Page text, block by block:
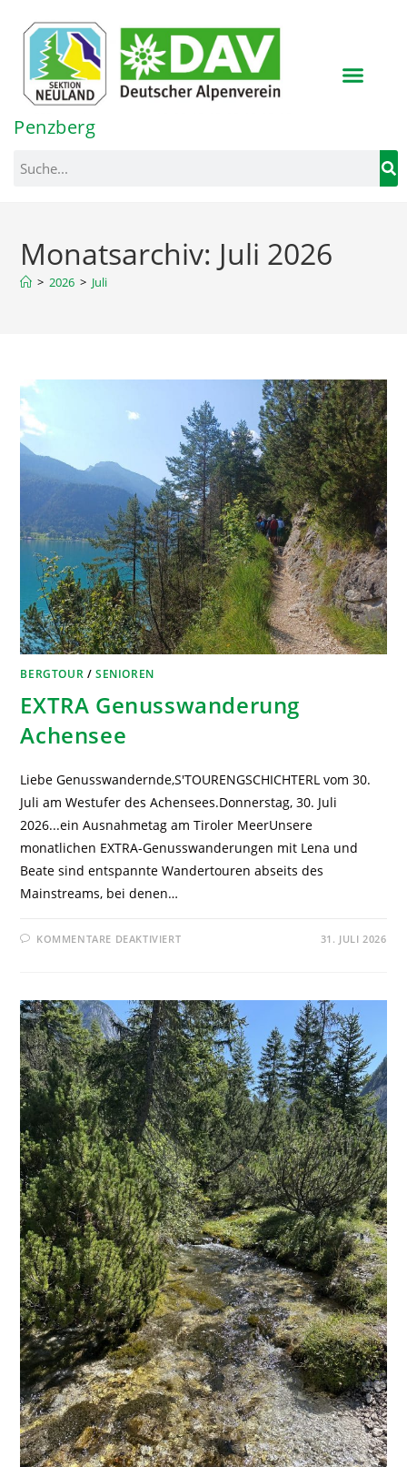
springen
Penzberg
Monatsarchiv: Juli 2026
> 2026 > Juli
BERGTOUR /SENIOREN
EXTRA Genusswanderung
Achensee
Liebe Genusswandernde,S'TOURENGSCHICHTERL vom 30.
Juli am Westufer des Achensees.Donnerstag, 30. Juli
2026...ein Ausnahmetag am Tiroler MeerUnsere
monatlichen EXTRA-Genusswanderungen mit Lena und
Beate sind entspannte Wandertouren abseits des
Mainstreams, bei denen…
KOMMENTARE DEAKTIVIERT 31. JULI 2026